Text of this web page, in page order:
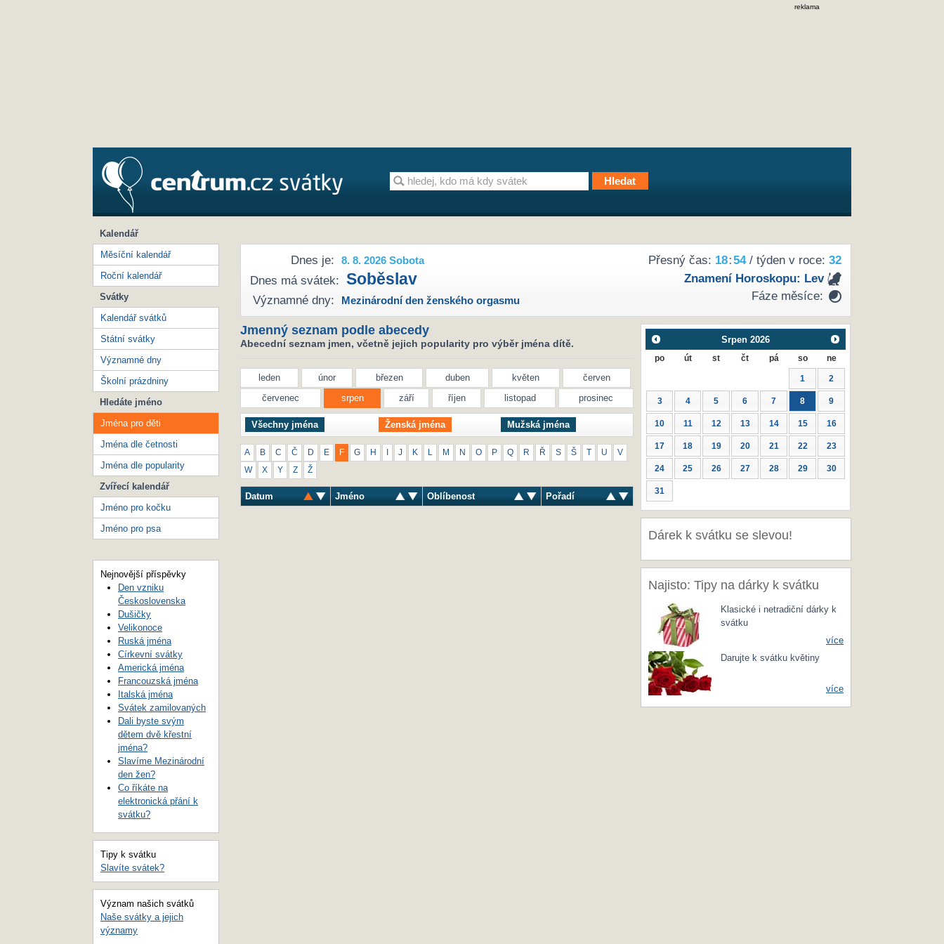
reklama
Přesný čas: 18:54/ týden v roce: 32
Znamení Horoskopu: Lev
Fáze měsíce:
Dnes je: 8. 8. 2026 Sobota
Dnes má svátek: Soběslav
Významné dny: Mezinárodní den ženského orgasmu
Jmenný seznam podle abecedy
Abecední seznam jmen, včetně jejich popularity pro výběr jména dítě.
leden únor březen duben květen
červen
červenec
srpen září říjen listopad prosinec
Všechny jména Ženská jména Mužská jména
A B C Č D E F G H J K M N O P Q R Ř S Š T U V
W X Y Z Ž
Datum Jméno Oblíbenost Pořadí
Srpen 2026
po út st čt pá so ne
1 2
3 4 5 6 7 8 9
10 11 12 13 14 15 16
17 18 19 20 21 22 23
24 25 26 27 28 29 30
31
Dárek k svátku se slevou!
Najisto: Tipy na dárky k svátku
Klasické i netradiční dárky k
svátku
více
Darujte k svátku květiny
více
Kalendář
Měsíční kalendář
Roční kalendář
Svátky
Kalendář svátků
Státní svátky
Významné dny
Školní prázdniny
Hledáte jméno
Jména pro děti
Jména dle četnosti
Jména dle popularity
Zvířecí kalendář
Jméno pro kočku
Jméno pro psa
Nejnovější příspěvky
Den vzniku
Československa
Dušičky
Velikonoce
Ruská jména
Církevní svátky
Americká jména
Francouzská jména
Italská jména
Svátek zamilovaných
Dali byste svým
dětem dvě křestní
jména?
Slavíme Mezinárodní
den žen?
Co říkáte na
elektronická přání k
svátku?
Tipy k svátku
Slavíte svátek?
Význam našich svátků
Naše svátky a jejich
významy